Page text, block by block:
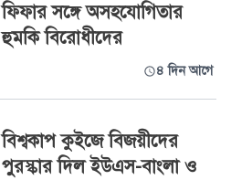
ফিফার সঙ্গে অসহযোগিতার
হুমকি বিরোধীদের
৪ দিন আগে
বিশ্বকাপ কুইজে বিজয়ীদের
পুরস্কার দিল ইউএস-বাংলা ও